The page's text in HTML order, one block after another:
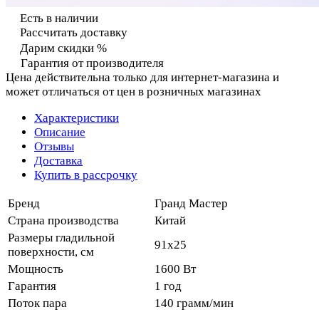
Есть в наличии
Рассчитать доставку
Дарим скидки %
Гарантия от производителя
Цена действительна только для интернет-магазина и
может отличаться от цен в розничных магазинах
Характеристики
Описание
Отзывы
Доставка
Купить в рассрочку
Бренд
Гранд Мастер
Страна производства
Китай
Размеры гладильной
поверхности, см
91x25
Мощность
1600 Вт
Гарантия
1 год
Поток пара
140 грамм/мин